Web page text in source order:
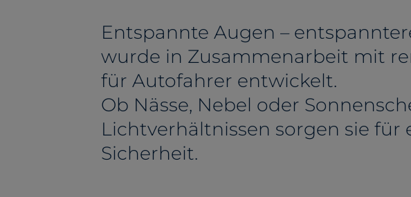
Entspannte Augen –
wurde in Zusammenarbeit mit
für Autofahrer entwickelt.
Ob Nässe, Nebel oder
Lichtverhältnissen sorgen sie
Sicherheit.